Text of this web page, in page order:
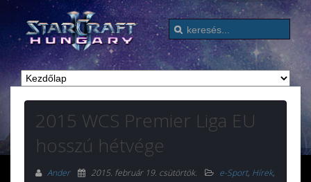
2015 WCS Premier Liga EU
hosszú hétvége
Ander 2015. február 19. csütörtök. e-Sport, Hírek,